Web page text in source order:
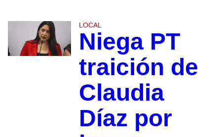
LOCAL
Niega PT
traición de
Claudia
Díaz por